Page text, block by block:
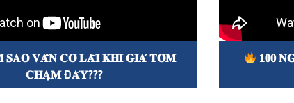
𝟏𝟎𝟎 𝐍𝐆𝐀̀𝐘 𝐓𝐇𝐔 𝟑𝟐,𝟖 𝐓𝐀̂́𝐍 𝐓𝐎̂𝐌 𝐒𝐈𝐙𝐄 𝟐𝟓
𝐂𝐔̀𝐍𝐆 𝐆𝐑𝐎𝐖𝐌𝐀𝐗